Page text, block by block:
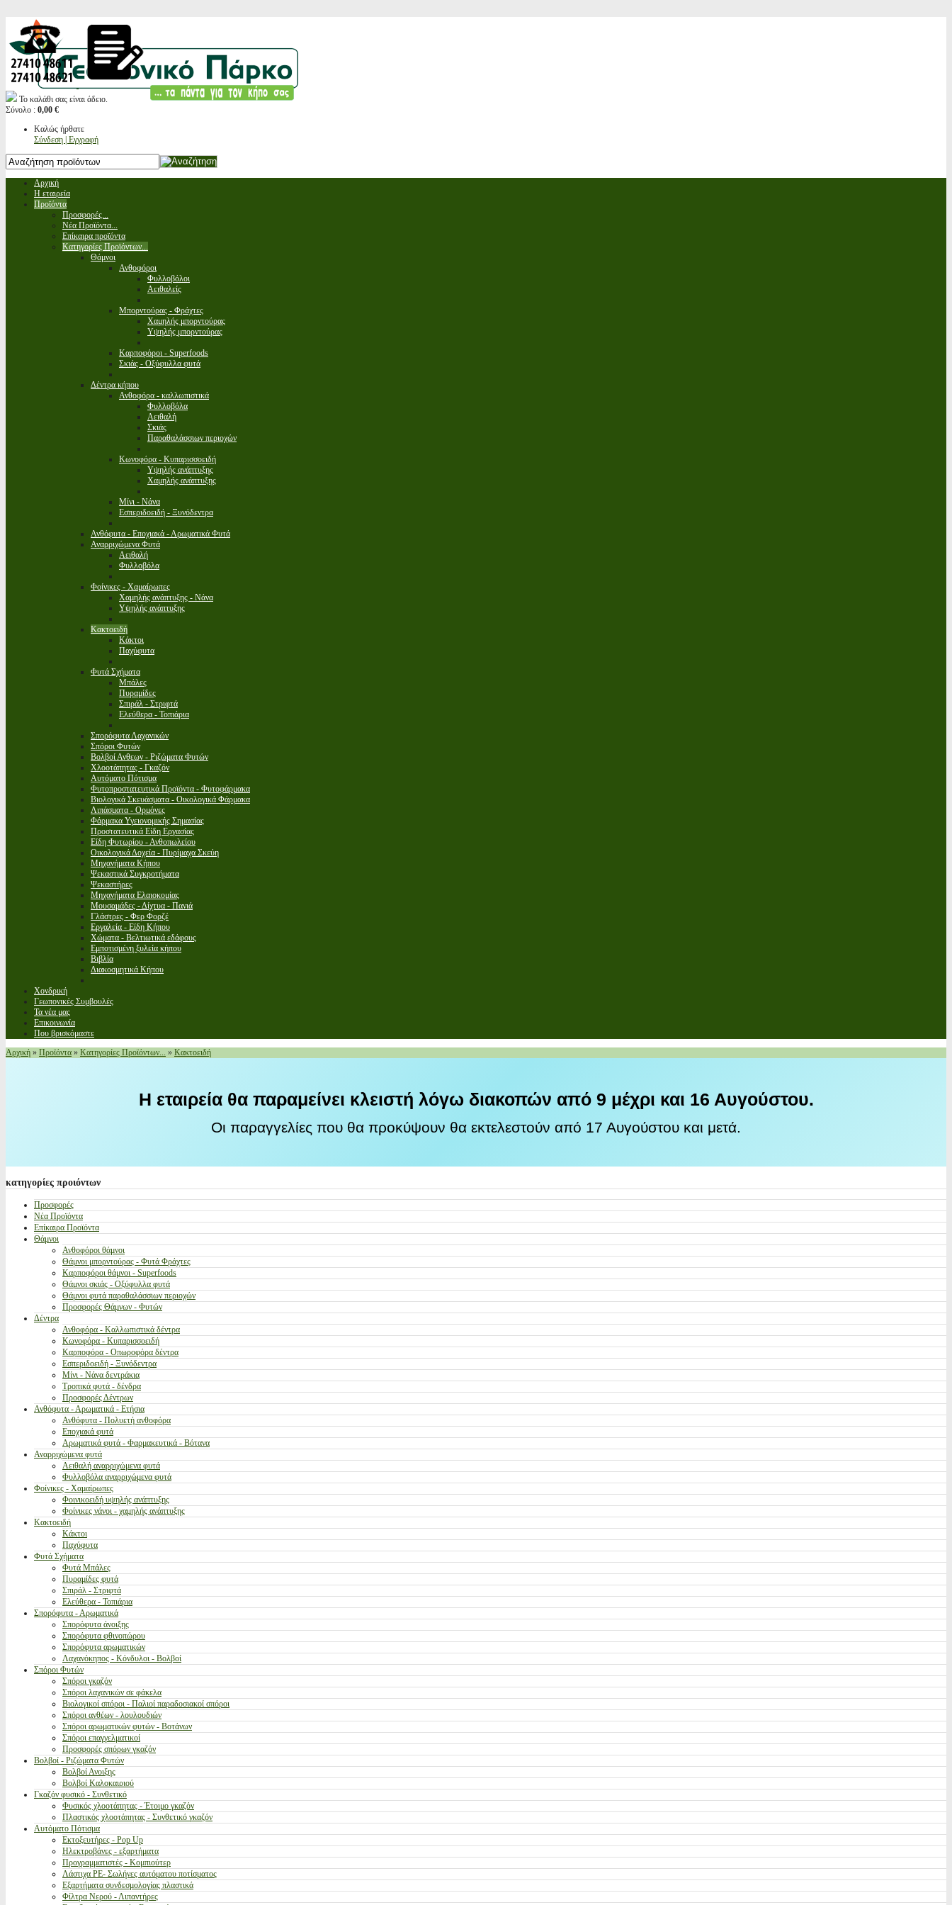
Το καλάθι σας είναι άδειο.
Σύνολο : 0,00 €
Καλώς ήρθατε
Σύνδεση | Εγγραφή
Αρχική
Η εταιρεία
Προϊόντα
Προσφορές...
Νέα Προϊόντα...
Επίκαιρα προϊόντα
Κατηγορίες Προϊόντων...
Θάμνοι
Ανθοφόροι
Φυλλοβόλοι
Αειθαλείς
Μπορντούρας - Φράχτες
Χαμηλής μπορντούρας
Υψηλής μπορντούρας
Καρποφόροι - Superfoods
Σκιάς - Οξύφυλλα φυτά
Δέντρα κήπου
Ανθοφόρα - καλλωπιστικά
Φυλλοβόλα
Αειθαλή
Σκιάς
Παραθαλάσσιων περιοχών
Κωνοφόρα - Κυπαρισσοειδή
Υψηλής ανάπτυξης
Χαμηλής ανάπτυξης
Μίνι - Νάνα
Εσπεριδοειδή - Ξυνόδεντρα
Ανθόφυτα - Εποχιακά - Αρωματικά Φυτά
Αναρριχώμενα Φυτά
Αειθαλή
Φυλλοβόλα
Φοίνικες - Χαμαίρωπες
Χαμηλής ανάπτυξης - Νάνα
Υψηλής ανάπτυξης
Κακτοειδή
Κάκτοι
Παχύφυτα
Φυτά Σχήματα
Μπάλες
Πυραμίδες
Σπιράλ - Στριφτά
Ελεύθερα - Τοπιάρια
Σπορόφυτα Λαχανικών
Σπόροι Φυτών
Βολβοί Ανθεων - Ριζώματα Φυτών
Χλοοτάπητας - Γκαζόν
Αυτόματο Πότισμα
Φυτοπροστατευτικά Προϊόντα - Φυτοφάρμακα
Βιολογικά Σκευάσματα - Οικολογικά Φάρμακα
Λιπάσματα - Ορμόνες
Φάρμακα Υγειονομικής Σημασίας
Προστατευτικά Είδη Εργασίας
Είδη Φυτωρίου - Ανθοπωλείου
Οικολογικά Δοχεία - Πυρίμαχα Σκεύη
Μηχανήματα Κήπου
Ψεκαστικά Συγκροτήματα
Ψεκαστήρες
Μηχανήματα Ελαιοκομίας
Μουσαμάδες - Δίχτυα - Πανιά
Γλάστρες - Φερ Φορζέ
Εργαλεία - Είδη Κήπου
Χώματα - Βελτιωτικά εδάφους
Εμποτισμένη ξυλεία κήπου
Βιβλία
Διακοσμητικά Κήπου
Χονδρική
Γεωπονικές Συμβουλές
Τα νέα μας
Επικοινωνία
Που βρισκόμαστε
Αρχική » Προϊόντα » Κατηγορίες Προϊόντων... » Κακτοειδή
Η εταιρεία θα παραμείνει κλειστή λόγω διακοπών από 9 μέχρι και 16 Αυγούστου.
Οι παραγγελίες που θα προκύψουν θα εκτελεστούν από 17 Αυγούστου και μετά.
κατηγορίες προιόντων
Προσφορές
Νέα Προϊόντα
Επίκαιρα Προϊόντα
Θάμνοι
Ανθοφόροι θάμνοι
Θάμνοι μπορντούρας - Φυτά Φράχτες
Καρποφόροι θάμνοι - Superfoods
Θάμνοι σκιάς - Οξύφυλλα φυτά
Θάμνοι φυτά παραθαλάσσιων περιοχών
Προσφορές Θάμνων - Φυτών
Δέντρα
Ανθοφόρα - Καλλωπιστικά δέντρα
Κωνοφόρα - Κυπαρισσοειδή
Καρποφόρα - Οπωροφόρα δέντρα
Εσπεριδοειδή - Ξυνόδεντρα
Μίνι - Νάνα δεντράκια
Τροπικά φυτά - δένδρα
Προσφορές Δέντρων
Ανθόφυτα - Αρωματικά - Ετήσια
Ανθόφυτα - Πολυετή ανθοφόρα
Εποχιακά φυτά
Αρωματικά φυτά - Φαρμακευτικά - Βότανα
Αναρριχώμενα φυτά
Αειθαλή αναρριχώμενα φυτά
Φυλλοβόλα αναρριχώμενα φυτά
Φοίνικες - Χαμαίρωπες
Φοινικοειδή υψηλής ανάπτυξης
Φοίνικες νάνοι - χαμηλής ανάπτυξης
Κακτοειδή
Κάκτοι
Παχύφυτα
Φυτά Σχήματα
Φυτά Μπάλες
Πυραμίδες φυτά
Σπιράλ - Στριφτά
Ελεύθερα - Τοπιάρια
Σπορόφυτα - Αρωματικά
Σπορόφυτα άνοιξης
Σπορόφυτα φθινοπώρου
Σπορόφυτα αρωματικών
Λαχανόκηπος - Κόνδυλοι - Βολβοί
Σπόροι Φυτών
Σπόροι γκαζόν
Σπόροι λαχανικών σε φάκελα
Βιολογικοί σπόροι - Παλιοί παραδοσιακοί σπόροι
Σπόροι ανθέων - λουλουδιών
Σπόροι αρωματικών φυτών - Βοτάνων
Σπόροι επαγγελματικοί
Προσφορές σπόρων γκαζόν
Βολβοί - Ριζώματα Φυτών
Βολβοί Ανοιξης
Βολβοί Καλοκαιριού
Γκαζόν φυσικό - Συνθετικό
Φυσικός χλοοτάπητας - Έτοιμο γκαζόν
Πλαστικός χλοοτάπητας - Συνθετικό γκαζόν
Αυτόματο Πότισμα
Εκτοξευτήρες - Pop Up
Ηλεκτροβάνες - εξαρτήματα
Προγραμματιστές - Κομπιούτερ
Λάστιχα PE- Σωλήνες αυτόματου ποτίσματος
Εξαρτήματα συνδεσμολογίας πλαστικά
Φίλτρα Νερού - Λιπαντήρες